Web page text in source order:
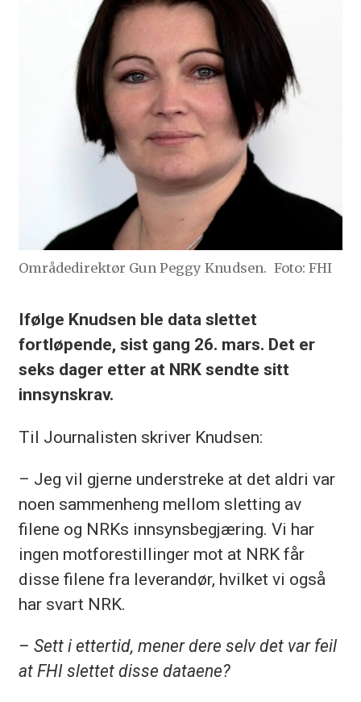
Områdedirektør Gun Peggy Knudsen. Foto: FHI
Ifølge Knudsen ble data slettet
fortløpende, sist gang 26. mars. Det er
seks dager etter at NRK sendte sitt
innsynskrav.
Til Journalisten skriver Knudsen:
– Jeg vil gjerne understreke at det aldri var
noen sammenheng mellom sletting av
filene og NRKs innsynsbegjæring. Vi har
ingen motforestillinger mot at NRK får
disse filene fra leverandør, hvilket vi også
har svart NRK.
– Sett i ettertid, mener dere selv det var feil
at FHI slettet disse dataene?